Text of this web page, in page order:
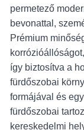
permetező
bevonattal,
Prémium
így biztosítva a
fürdőszobai
formájával és
fürdőszobai
kereskedelmi